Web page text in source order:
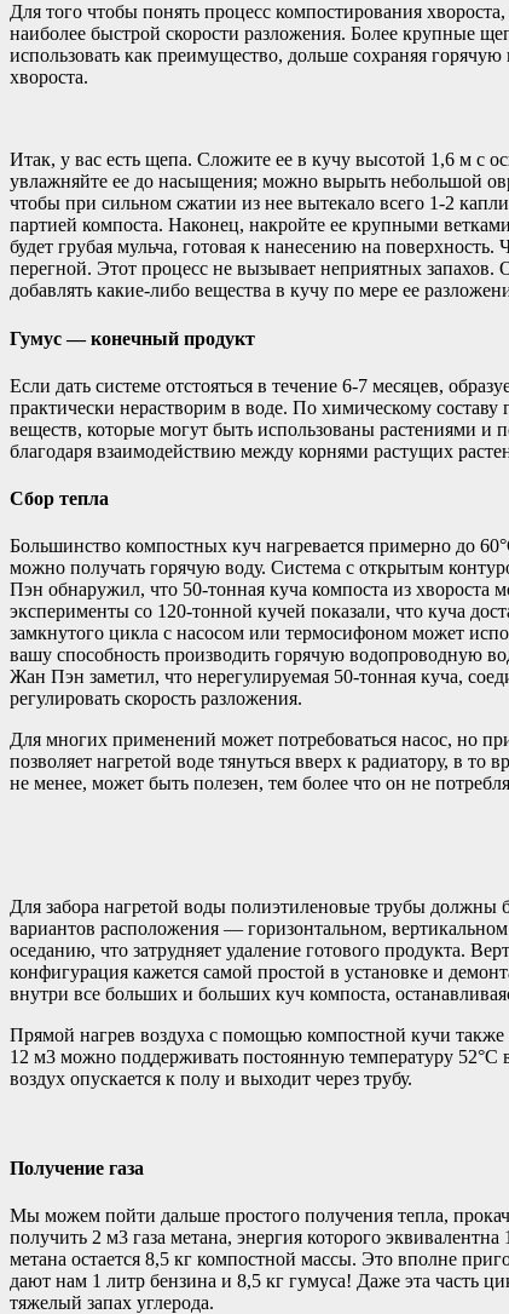
Для того чтобы понять процесс компостирования
наиболее быстрой скорости разложения. Более крупные
использовать как преимущество, дольше сохраняя
хвороста.
Итак, у вас есть щепа. Сложите ее в кучу высотой 1,6 м с
увлажняйте ее до насыщения; можно вырыть небольшой
чтобы при сильном сжатии из нее вытекало всего 1-2
партией компоста. Наконец, накройте ее крупными
будет грубая мульча, готовая к нанесению на
перегной. Этот процесс не вызывает неприятных запахов.
добавлять какие-либо вещества в кучу по мере ее
Гумус — конечный продукт
Если дать системе отстояться в течение 6-7 месяцев,
практически нерастворим в воде. По химическому
веществ, которые могут быть использованы растениями
благодаря взаимодействию между корнями растущих
Сбор тепла
Большинство компостных куч нагревается примерно до
можно получать горячую воду. Система с открытым
Пэн обнаружил, что 50-тонная куча компоста из хвороста
эксперименты со 120-тонной кучей показали, что куча
замкнутого цикла с насосом или термосифоном может
вашу способность производить горячую водопроводную
Жан Пэн заметил, что нерегулируемая 50-тонная куча,
регулировать скорость разложения.
Для многих применений может потребоваться насос, но
позволяет нагретой воде тянуться вверх к радиатору, в
не менее, может быть полезен, тем более что он не
Для забора нагретой воды полиэтиленовые трубы
вариантов расположения — горизонтальном,
оседанию, что затрудняет удаление готового продукта.
конфигурация кажется самой простой в установке и
внутри все больших и больших куч компоста,
Прямой нагрев воздуха с помощью компостной кучи
12 м3 можно поддерживать постоянную температуру 52°C
воздух опускается к полу и выходит через трубу.
Получение газа
Мы можем пойти дальше простого получения тепла,
получить 2 м3 газа метана, энергия которого
метана остается 8,5 кг компостной массы. Это вполне
дают нам 1 литр бензина и 8,5 кг гумуса! Даже эта часть
тяжелый запах углерода.